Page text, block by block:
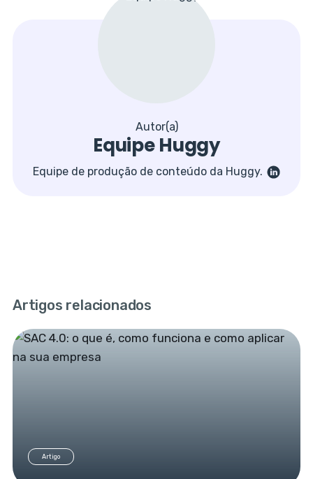
Autor(a)
Equipe Huggy
Equipe de produção de conteúdo da Huggy.
Artigos relacionados
Artigo